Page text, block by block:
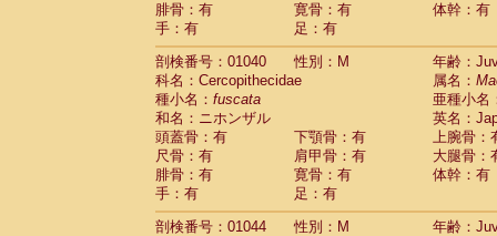
腓骨：有
寛骨：有
体幹：有
手：有
足：有
剖検番号：01040
性別：M
年齢：
科名：Cercopithecidae
属名：
種小名： fuscata
亜種小名
和名：ニホンザル
英名：
頭蓋骨：有
下顎骨：有
上腕骨：
尺骨：有
肩甲骨：有
大腿骨：
腓骨：有
寛骨：有
体幹：有
手：有
足：有
剖検番号：01044
性別：M
年齢：